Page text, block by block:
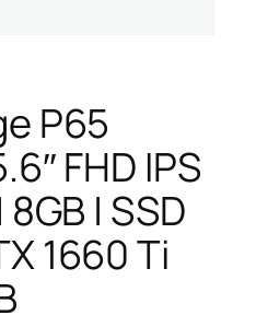
P65
FHD IPS
| SSD
1660 Ti